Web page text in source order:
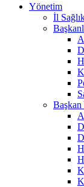
Yönetim
İl
Başkan